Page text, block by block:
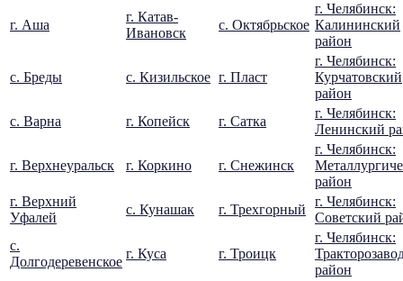
г. Аша
г. Катав-
Ивановск
с. Октябрьское
г. Челябинск:
Калининский
район
с. Бреды с. Кизильское г. Пласт
г. Челябинск:
Курчатовский
район
с. Варна
г. Копейск г. Сатка
г. Челябинск:
Ленинский
г. Верхнеуральск г. Коркино г. Снежинск
г. Челябинск:
район
г. Верхний
Уфалей
с. Кунашак г. Трехгорный
г. Челябинск:
Советский
с.
Долгодеревенское
г. Куса г. Троицк
г. Челябинск:
район